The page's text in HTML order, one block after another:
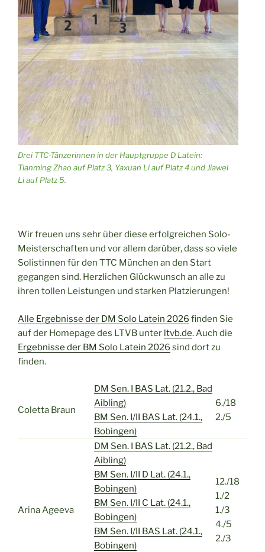
Drei TTC-Tänzerinnen in der Hauptgruppe D Latein:
Tianming Zhao auf Platz 3, Yaxuan Li auf Platz 4 und Jiawei
Li auf Platz 5.
Wir freuen uns sehr über diese erfolgreichen Solo-
Meisterschaften und vor allem darüber, dass so viele
Solistinnen für den TTC München an den Start
gegangen sind. Herzlichen Glückwunsch an alle zu
ihren tollen Leistungen und starken Platzierungen!
Alle Ergebnisse der DM Solo Latein 2026 finden Sie
auf der Homepage des LTVB unter ltvb.de. Auch die
Ergebnisse der BM Solo Latein 2026 sind dort zu
finden.
Coletta Braun
DM Sen. I BAS Lat. (21.2., Bad
Aibling)
BM Sen. I/II BAS Lat. (24.1.,
Bobingen)
6./18
2./5
Arina Ageeva
DM Sen. I BAS Lat. (21.2., Bad
Aibling)
BM Sen. I/II D Lat. (24.1.,
Bobingen)
BM Sen. I/II C Lat. (24.1.,
Bobingen)
BM Sen. I/II BAS Lat. (24.1.,
Bobingen)
12./18
1./2
1./3
4./5
2./3